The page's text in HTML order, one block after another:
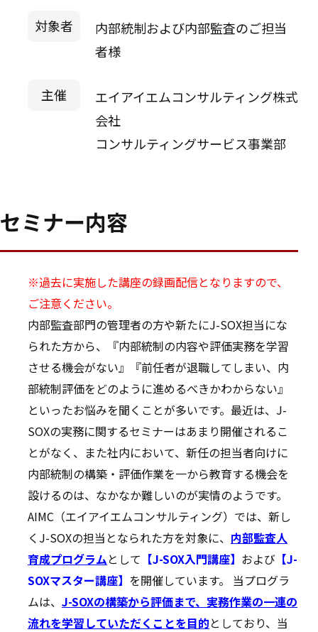
対象者
内部統制および内部監査のご担当
者様
主催
エイアイエムコンサルティング株式
会社
コンサルティングサービス事業部
セミナー内容
※過去に実施した講座の録画配信となりますので、
ご注意ください。
内部監査部門の管理者の方や新たにJ-SOX担当にな
られた方から、『内部統制の内容や評価実務を学習
させる機会がない』『前任者が退職してしまい、内
部統制評価をどのように進めるべきかわからない』
といったお悩みを聞くことが多いです。最近は、J-
SOXの実務に関するセミナーはあまり開催されるこ
とがなく、また社内において、新任の担当者向けに
内部統制の構築・評価作業を一から教育する機会を
設けるのは、なかなか難しいのが実情のようです。
AIMC（エイアイエムコンサルティング）では、新し
くJ-SOXの担当となられた方を対象に、 内部監査人
育成プログラムとして 【J-SOX入門講座】 および 【J-
SOXマスター講座】 を開催しています。 当プログラ
ムは、 J-SOXの構築から評価まで、実務作業の一連の
流れを学習していただくことを目的としており、当